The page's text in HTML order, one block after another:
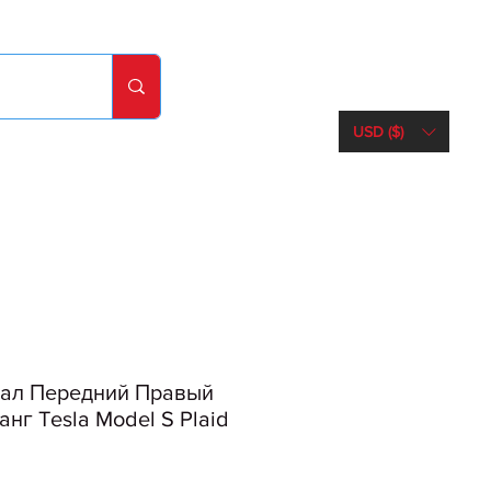
USD ($)
Передний Правый
Tesla Model S Plaid